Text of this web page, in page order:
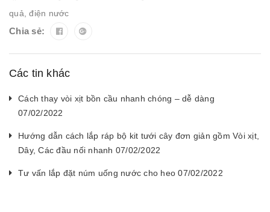
quả ,điện nước
Chia sẻ:
Các tin khác
Cách thay vòi xịt bồn cầu nhanh chóng – dễ dàng
07/02/2022
Hướng dẫn cách lắp ráp bộ kit tưới cây đơn giản gồm Vòi xịt,
Dây, Các đầu nối nhanh 07/02/2022
Tư vấn lắp đặt núm uống nước cho heo 07/02/2022